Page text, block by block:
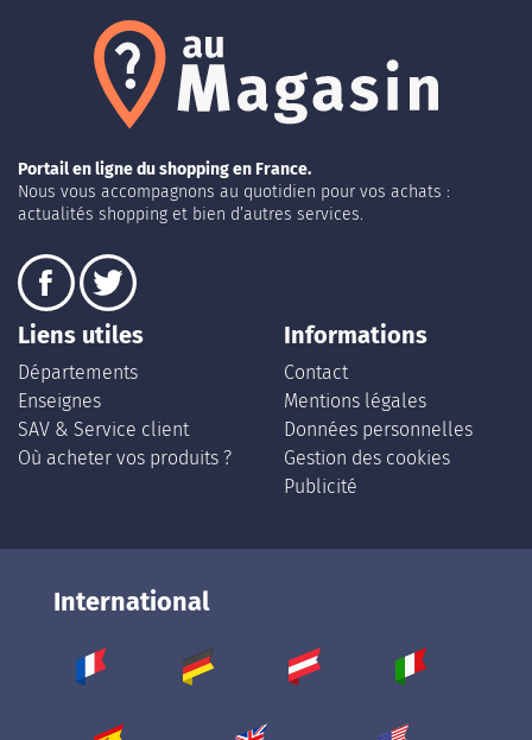
Portail en ligne du shopping en France.
Nous vous accompagnons au quotidien pour vos achats :
actualités shopping et bien d’autres services.
Liens utiles
Départements
Enseignes
SAV & Service client
Où acheter vos produits ?
Informations
Contact
Mentions légales
Données personnelles
Gestion des cookies
Publicité
International